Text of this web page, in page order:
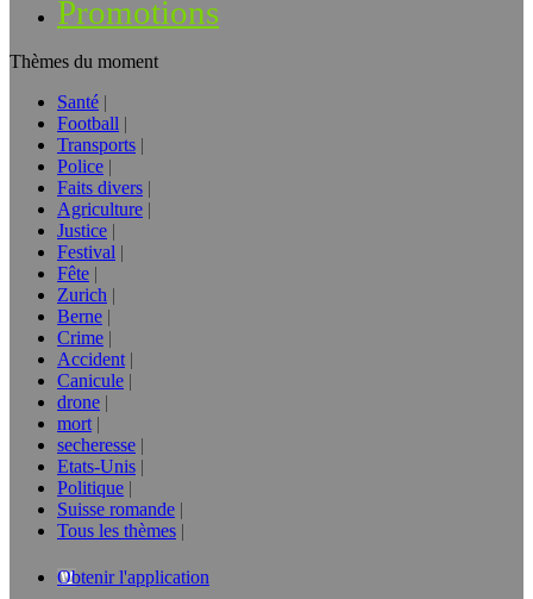
Promotions
Thèmes du moment
Santé
Football
Transports
Police
Faits divers
Agriculture
Justice
Festival
Fête
Zurich
Berne
Crime
Accident
Canicule
drone
mort
secheresse
Etats-Unis
Politique
Suisse romande
Tous les thèmes
Obtenir l'application